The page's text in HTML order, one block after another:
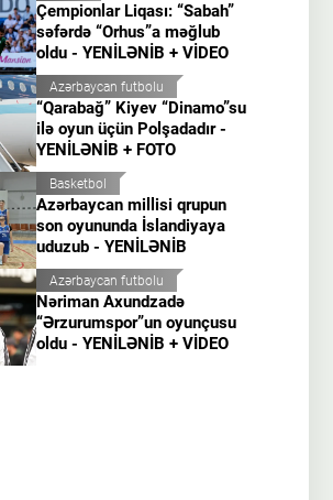
Çempionlar Liqası: “Sabah”
səfərdə “Orhus”a məğlub
oldu - YENİLƏNİB + VİDEO
Azərbaycan futbolu
“Qarabağ” Kiyev “Dinamo”su
ilə oyun üçün Polşadadır -
YENİLƏNİB + FOTO
Basketbol
Azərbaycan millisi qrupun
son oyununda İslandiyaya
uduzub - YENİLƏNİB
Azərbaycan futbolu
Nəriman Axundzadə
“Ərzurumspor”un oyunçusu
oldu - YENİLƏNİB + VİDEO